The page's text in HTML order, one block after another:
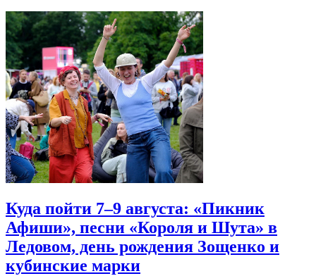
Куда пойти 7–9 августа: «Пикник
Афиши», песни «Короля и Шута» в
Ледовом, день рождения Зощенко и
кубинские марки